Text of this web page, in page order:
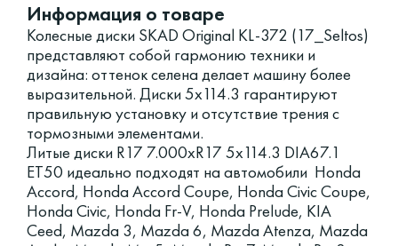
Информация о товаре
Колесные диски SKAD Original KL-372 (17_Seltos)
представляют собой гармонию техники и
дизайна: оттенок селена делает машину более
выразительной. Диски 5x114.3 гарантируют
правильную установку и отсутствие трения с
тормозными элементами.
Литые диски R17 7.000xR17 5x114.3 DIA67.1
ET50 идеально подходят на автомобили Honda
Accord, Honda Accord Coupe, Honda Civic Coupe,
Honda Civic, Honda Fr-V, Honda Prelude, KIA
Ceed, Mazda 3, Mazda 6, Mazda Atenza, Mazda